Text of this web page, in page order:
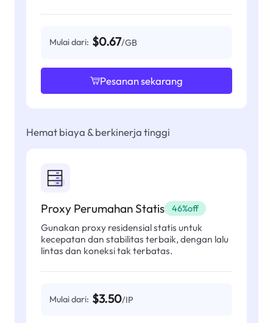
Mulai dari: $0.67/GB
Pesanan sekarang
Hemat biaya & berkinerja tinggi
Proxy Perumahan Statis 46%off
Gunakan proxy residensial statis untuk
kecepatan dan stabilitas terbaik, dengan lalu
lintas dan koneksi tak terbatas.
Mulai dari: $3.50/IP